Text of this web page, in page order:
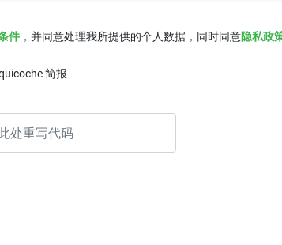
件 ，并同意处理我所提供的个人数据，同时同意隐私政
简报